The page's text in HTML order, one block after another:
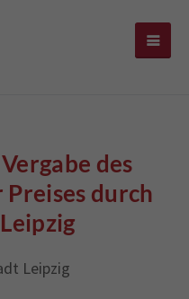
des
durch
Leipzig